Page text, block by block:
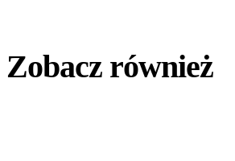
Zobacz również